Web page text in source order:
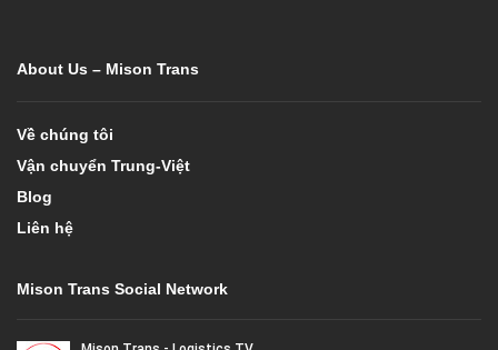
About Us – Mison Trans
Về chúng tôi
Vận chuyển Trung-Việt
Blog
Liên hệ
Mison Trans Social Network